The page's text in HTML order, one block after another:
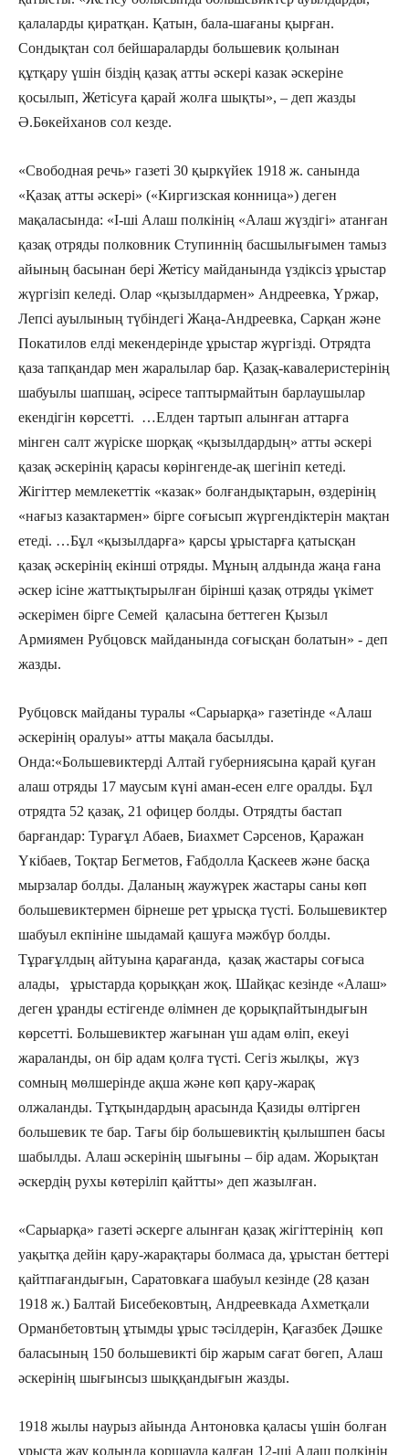
қалаларды қиратқан. Қатын, бала-шағаны қырған.
Сондықтан сол бейшараларды большевик қолынан
құтқару үшін біздің қазақ атты әскері казак әскеріне
қосылып, Жетісуға қарай жолға шықты», – деп жазды
Ә.Бөкейханов сол кезде.
«Свободная речь» газеті 30 қыркүйек 1918 ж. санында
«Қазақ атты әскері» («Киргизская конница») деген
мақаласында: «І-ші Алаш полкінің «Алаш жүздігі» атанған
қазақ отряды полковник Ступиннің басшылығымен тамыз
айының басынан бері Жетісу майданында үздіксіз ұрыстар
жүргізіп келеді. Олар «қызылдармен» Андреевка, Үржар,
Лепсі ауылының түбіндегі Жаңа-Андреевка, Сарқан және
Покатилов елді мекендерінде ұрыстар жүргізді. Отрядта
қаза тапқандар мен жаралылар бар. Қазақ-кавалеристерінің
шабуылы шапшаң, әсіресе таптырмайтын барлаушылар
екендігін көрсетті. …Елден тартып алынған аттарға
мінген салт жүріске шорқақ «қызылдардың» атты әскері
қазақ әскерінің қарасы көрінгенде-ақ шегініп кетеді.
Жігіттер мемлекеттік «казак» болғандықтарын, өздерінің
«нағыз казактармен» бірге соғысып жүргендіктерін мақтан
етеді. …Бұл «қызылдарға» қарсы ұрыстарға қатысқан
қазақ әскерінің екінші отряды. Мұның алдында жаңа ғана
әскер ісіне жаттықтырылған бірінші қазақ отряды үкімет
әскерімен бірге Семей қаласына беттеген Қызыл
Армиямен Рубцовск майданында соғысқан болатын» ­- деп
жазды.
Рубцовск майданы туралы «Сарыарқа» газетінде «Алаш
әскерінің оралуы» атты мақала басылды.
Онда:«Большевиктерді Алтай губерниясына қарай қуған
алаш отряды 17 маусым күні аман-есен елге оралды. Бұл
отрядта 52 қазақ, 21 офицер болды. Отрядты бастап
барғандар: Турағұл Абаев, Биахмет Сәрсенов, Қаражан
Үкібаев, Тоқтар Бегметов, Ғабдолла Қаскеев және басқа
мырзалар болды. Даланың жаужүрек жастары саны көп
большевиктермен бірнеше рет ұрысқа түсті. Большевиктер
шабуыл екпініне шыдамай қашуға мәжбүр болды.
Тұрағұлдың айтуына қарағанда, қазақ жастары соғыса
алады, ұрыстарда қорыққан жоқ. Шайқас кезінде «Алаш»
деген ұранды естігенде өлімнен де қорықпайтындығын
көрсетті. Большевиктер жағынан үш адам өліп, екеуі
жараланды, он бір адам қолға түсті. Сегіз жылқы, жүз
сомның мөлшерінде ақша және көп қару-жарақ
олжаланды. Тұтқындардың арасында Қазиды өлтірген
большевик те бар. Тағы бір большевиктің қылышпен басы
шабылды. Алаш әскерінің шығыны – бір адам. Жорықтан
әскердің рухы көтеріліп қайтты» деп жазылған.
«Сарыарқа» газеті әскерге алынған қазақ жігіттерінің көп
уақытқа дейін қару-жарақтары болмаса да, ұрыстан беттері
қайтпағандығын, Саратовкаға шабуыл кезінде (28 қазан
1918 ж.) Балтай Бисебековтың, Андреевкада Ахметқали
Орманбетовтың ұтымды ұрыс тәсілдерін, Қағазбек Дәшке
баласының 150 большевикті бір жарым сағат бөгеп, Алаш
әскерінің шығынсыз шыққандығын жазды.
1918 жылы наурыз айында Антоновка қаласы үшін болған
ұрыста жау қолында қоршауда қалған 12-ші Алаш полкінің